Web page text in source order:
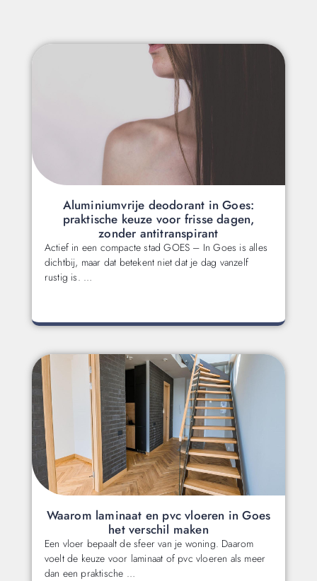
Aluminiumvrije deodorant in Goes:
praktische keuze voor frisse dagen,
zonder antitranspirant
Actief in een compacte stad GOES – In Goes is alles
dichtbij, maar dat betekent niet dat je dag vanzelf
rustig is. …
Waarom laminaat en pvc vloeren in Goes
het verschil maken
Een vloer bepaalt de sfeer van je woning. Daarom
voelt de keuze voor laminaat of pvc vloeren als meer
dan een praktische …